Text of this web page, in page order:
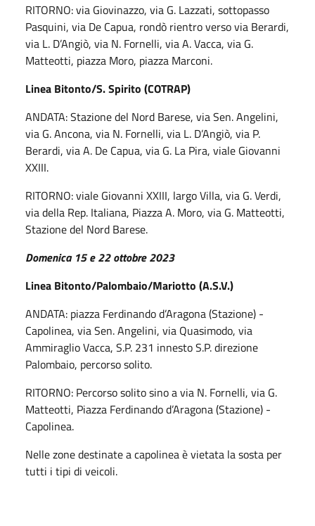
RITORNO: via Giovinazzo, via G. Lazzati, sottopasso
Pasquini, via De Capua, rondò rientro verso via Berardi,
via L. D’Angiò, via N. Fornelli, via A. Vacca, via G.
Matteotti, piazza Moro, piazza Marconi.
Linea Bitonto/S. Spirito (COTRAP)
ANDATA: Stazione del Nord Barese, via Sen. Angelini,
via G. Ancona, via N. Fornelli, via L. D’Angiò, via P.
Berardi, via A. De Capua, via G. La Pira, viale Giovanni
XXIII.
RITORNO: viale Giovanni XXIII, largo Villa, via G. Verdi,
via della Rep. Italiana, Piazza A. Moro, via G. Matteotti,
Stazione del Nord Barese.
Domenica 15 e 22 ottobre 2023
Linea Bitonto/Palombaio/Mariotto (A.S.V.)
ANDATA: piazza Ferdinando d’Aragona (Stazione) -
Capolinea, via Sen. Angelini, via Quasimodo, via
Ammiraglio Vacca, S.P. 231 innesto S.P. direzione
Palombaio, percorso solito.
RITORNO: Percorso solito sino a via N. Fornelli, via G.
Matteotti, Piazza Ferdinando d’Aragona (Stazione) -
Capolinea.
Nelle zone destinate a capolinea è vietata la sosta per
tutti i tipi di veicoli.